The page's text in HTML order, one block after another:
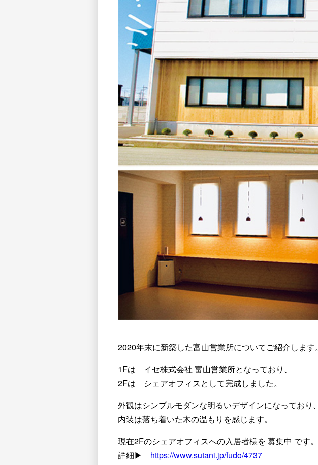
2020年末に新築した富山営業所についてご紹介します。
1Fは イセ株式会社 富山営業所となっており、
2Fは シェアオフィスとして完成しました。
外観はシンプルモダンな明るいデザインになっており、
内装は落ち着いた木の温もりを感じます。
現在2Fのシェアオフィスへの入居者様を 募集中 です。
詳細▶︎ https://www.sutani.jp/fudo/4737